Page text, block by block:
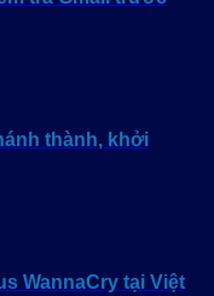
thành, khởi
WannaCry tại Việt